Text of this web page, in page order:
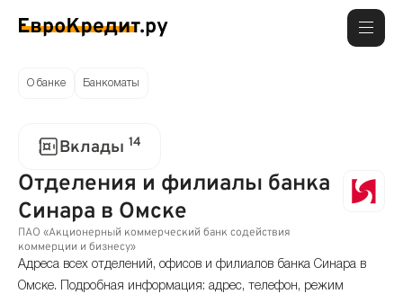
О банке Банкоматы
Вклады 14
Отделения и филиалы банка
Синара в Омске
ПАО «Акционерный коммерческий банк содействия
коммерции и бизнесу»
Адреса всех отделений, офисов и филиалов банка Синара в
Омске. Подробная информация: адрес, телефон, режим